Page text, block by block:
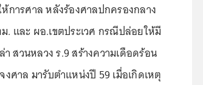
การศาล หลังร้องศาลปกครองกลาง
และ ผอ.เขตประเวศ กรณีปล่อยให้มี
สวนหลวง ร.9 สร้างความเดือดร้อน
ศาล มารับตำแหน่งปี 59 เมื่อเกิดเหตุ